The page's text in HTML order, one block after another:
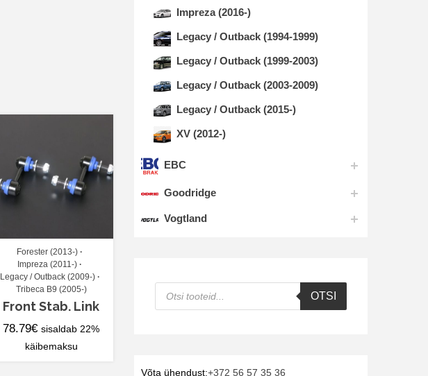
Forester (2013-)
Impreza (2011-)
Legacy / Outback (2009-)
Tribeca B9 (2005-)
Front Stab. Link
78.79€ sisaldab 22%
käibemaksu
Impreza (2016-)
Legacy / Outback (1994-1999)
Legacy / Outback (1999-2003)
Legacy / Outback (2003-2009)
Legacy / Outback (2015-)
XV (2012-)
EBC
Goodridge
Vogtland
Products
search
OTSI
Võta ühendust:+372 56 57 35 36